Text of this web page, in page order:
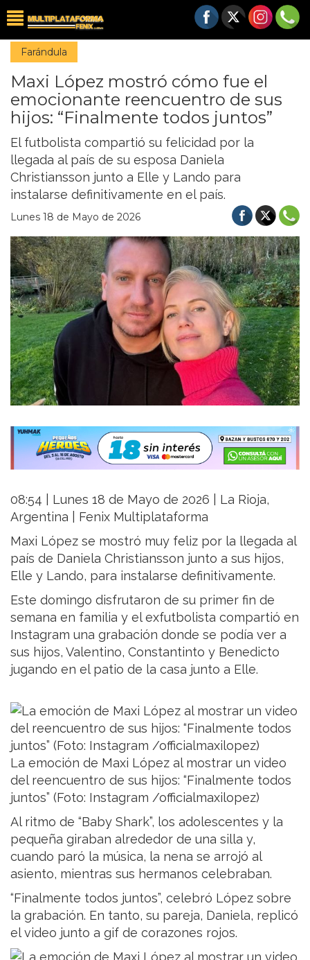
Farándula
Maxi López mostró cómo fue el
emocionante reencuentro de sus
hijos: “Finalmente todos juntos”
El futbolista compartió su felicidad por la
llegada al país de su esposa Daniela
Christiansson junto a Elle y Lando para
instalarse definitivamente en el país.
Lunes 18 de Mayo de 2026
08:54 | Lunes 18 de Mayo de 2026 | La Rioja,
Argentina | Fenix Multiplataforma
Maxi López se mostró muy feliz por la llegada al
país de Daniela Christiansson junto a sus hijos,
Elle y Lando, para instalarse definitivamente.
Este domingo disfrutaron de su primer fin de
semana en familia y el exfutbolista compartió en
Instagram una grabación donde se podía ver a
sus hijos, Valentino, Constantinto y Benedicto
jugando en el patio de la casa junto a Elle.
La emoción de Maxi López al mostrar un video
del reencuentro de sus hijos: “Finalmente todos
juntos” (Foto: Instagram /officialmaxilopez)
Al ritmo de “Baby Shark”, los adolescentes y la
pequeña giraban alrededor de una silla y,
cuando paró la música, la nena se arrojó al
asiento, mientras sus hermanos celebraban.
“Finalmente todos juntos”, celebró López sobre
la grabación. En tanto, su pareja, Daniela, replicó
el video junto a gif de corazones rojos.